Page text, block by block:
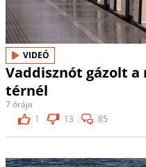
VIDEÓ
Vaddisznót gázolt a
térnél
7 órája
1
13 85